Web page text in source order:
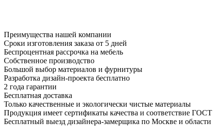
Преимущества нашей компании
Сроки изготовления заказа от 5 дней
Беспроцентная рассрочка на мебель
Собственное производство
Большой выбор материалов и фурнитуры
Разработка дизайн-проекта бесплатно
2 года гарантии
Бесплатная доставка
Только качественные и экологически чистые материалы
Продукция имеет сертификаты качества и соответствие ГОСТ
Бесплатный выезд дизайнера-замерщика по Москве и области